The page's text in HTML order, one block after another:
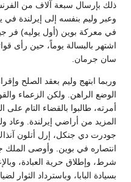
ذلك بإرسال سبعة آلاف من
في معركة بوين (أول يوليه) فر
اشتهر بالبسالة يوماً، حين رأى
سان جرمان.
وربما ابتهج وليم بعقد الصلح
الوضع الراهن. ولكن الزعماء
أمرته، طالبوا بالقضاء التام على
المزيد من أراضي إيرلندة. وعاد
جودرت دي جنكل، إرل أتلون
انتصاره في بوين. وأوصى الملك
شرط، وإطلاق حرية العبادة،